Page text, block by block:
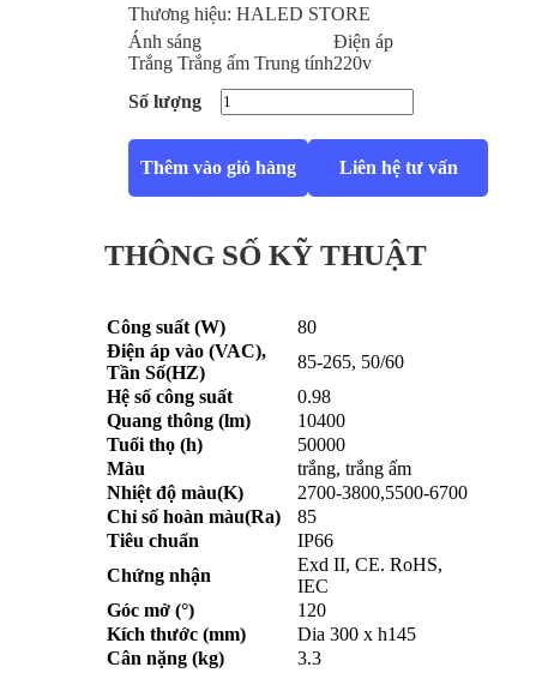
Thương hiệu: HALED STORE
Ánh sáng
Trắng Trắng ấm Trung tính
Điện áp
220v
Số lượng
Thêm vào giỏ hàng Liên hệ tư vấn
THÔNG SỐ KỸ THUẬT
Công suất (W)
80
Điện áp vào (VAC),
Tần Số(HZ)
85-265, 50/60
Hệ số công suất
0.98
Quang thông (lm)
10400
Tuổi thọ (h)
50000
Màu
trắng, trắng ấm
Nhiệt độ màu(K)
2700-3800,5500-6700
Chỉ số hoàn màu(Ra)
85
Tiêu chuẩn
IP66
Chứng nhận
Exd II, CE. RoHS,
IEC
Góc mở (°)
120
Kích thước (mm)
Dia 300 x h145
Cân nặng (kg)
3.3